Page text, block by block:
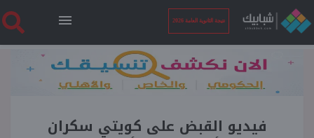
نتيجة الثانوية العامة 2026
الرئيسية
نتيجة الثانوية العامة 2026
فيديو القبض على كويتي سكران